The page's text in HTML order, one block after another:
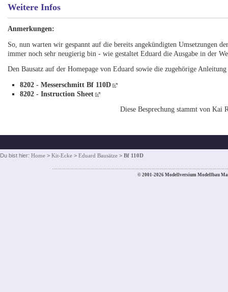
Weitere Infos
Anmerkungen:
So, nun warten wir gespannt auf die bereits angekündigten Umsetzungen
immer noch sehr neugierig bin - wie gestaltet Eduard die Ausgabe in der
Den Bausatz auf der Homepage von Eduard sowie die zugehörige
8202 - Messerschmitt Bf 110D
8202 - Instruction Sheet
Diese Besprechung stammt von Kai
Du bist hier: Home > Kit-Ecke > Eduard Bausätze > Bf 110D
© 2001-2026 Modellversium Modellbau